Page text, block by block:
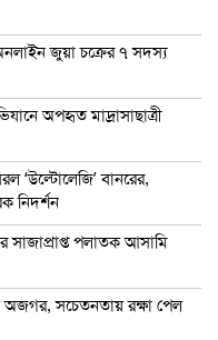
জুয়া চক্রের ৭ সদস্য
অপহৃত মাদ্রাসাছাত্রী
‘উল্টোলেজি’ বানরের,
নিদর্শন
সাজাপ্রাপ্ত পলাতক আসামি
অজগর, সচেতনতায় রক্ষা পেল